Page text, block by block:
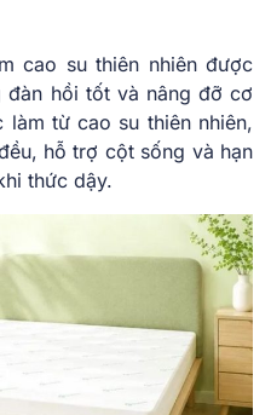
cao su thiên nhiên được
đàn hồi tốt và nâng đỡ cơ
từ cao su thiên nhiên,
hỗ trợ cột sống và hạn
thức dậy.